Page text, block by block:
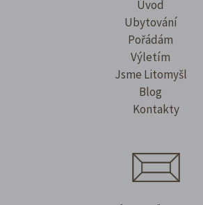
Úvod
Ubytování
Pořádám
Výletím
Jsme Litomyšl
Blog
Kontakty